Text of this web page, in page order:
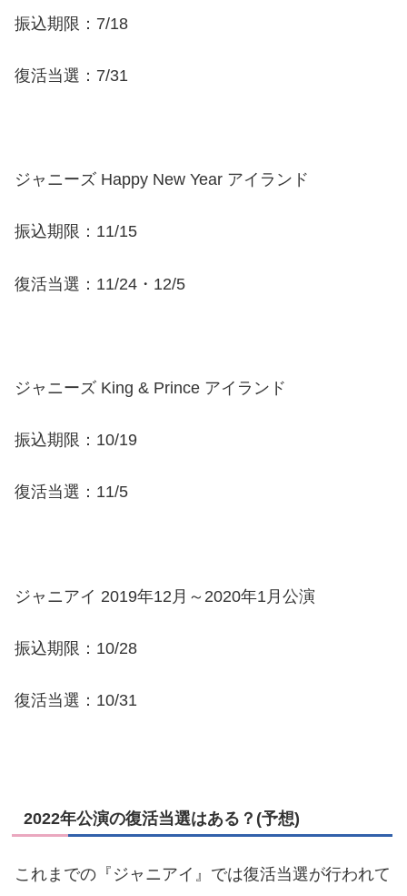
振込期限：7/18
復活当選：7/31
ジャニーズ Happy New Year アイランド
振込期限：11/15
復活当選：11/24・12/5
ジャニーズ King & Prince アイランド
振込期限：10/19
復活当選：11/5
ジャニアイ 2019年12月～2020年1月公演
振込期限：10/28
復活当選：10/31
2022年公演の復活当選はある？(予想)
これまでの『ジャニアイ』では復活当選が行われて